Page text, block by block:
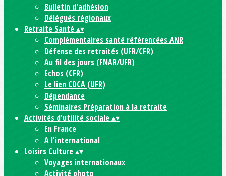
Bulletin d'adhésion
Délégués régionaux
Retraite Santé▴▾
Complémentaires santé référencées ANR
Défense des retraités (UFR/CFR)
Au fil des jours (FNAR/UFR)
Echos (CFR)
Le lien CDCA (UFR)
Dépendance
Séminaires Préparation à la retraite
Activités d'utilité sociale▴▾
En France
A l'international
Loisirs Culture▴▾
Voyages internationaux
Activité photo